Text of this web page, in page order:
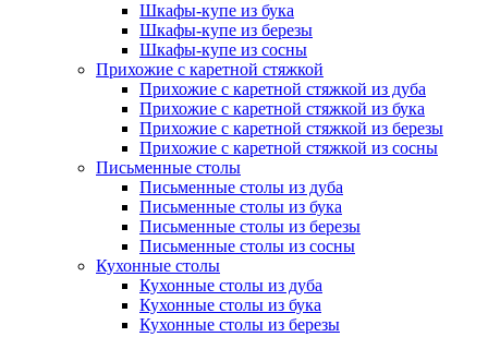
Шкафы-купе из бука
Шкафы-купе из березы
Шкафы-купе из сосны
Прихожие с каретной стяжкой
Прихожие с каретной стяжкой из дуба
Прихожие с каретной стяжкой из бука
Прихожие с каретной стяжкой из березы
Прихожие с каретной стяжкой из сосны
Письменные столы
Письменные столы из дуба
Письменные столы из бука
Письменные столы из березы
Письменные столы из сосны
Кухонные столы
Кухонные столы из дуба
Кухонные столы из бука
Кухонные столы из березы